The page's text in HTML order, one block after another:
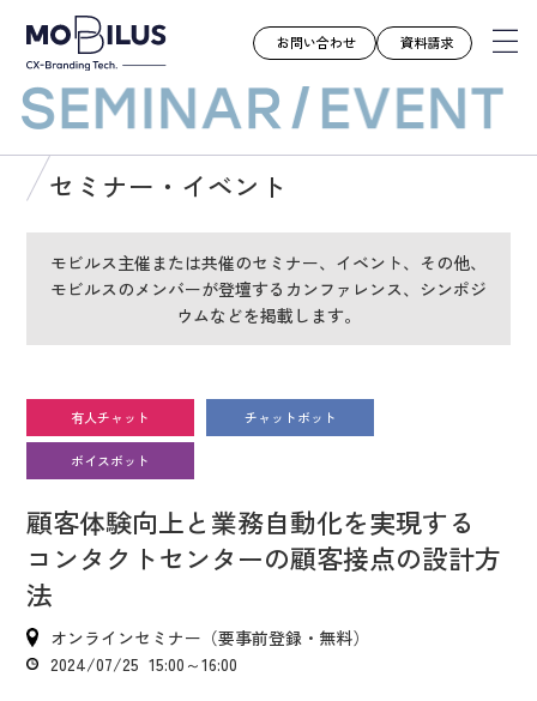
モビルスとは
導入事例
ユースケース
お知らせ
お役立ち資料
会社案内
採用情報
IR情報
お問い合わせ 資料請求
セミナー・イベント
モビルス主催または共催のセミナー、イベント、その他、
モビルスのメンバーが登壇するカンファレンス、シンポジ
ウムなどを掲載します。
有人チャット チャットボット
ボイスボット
顧客体験向上と業務自動化を実現する
コンタクトセンターの顧客接点の設計方
法
オンラインセミナー（要事前登録・無料）
2024/07/25 15:00～16:00